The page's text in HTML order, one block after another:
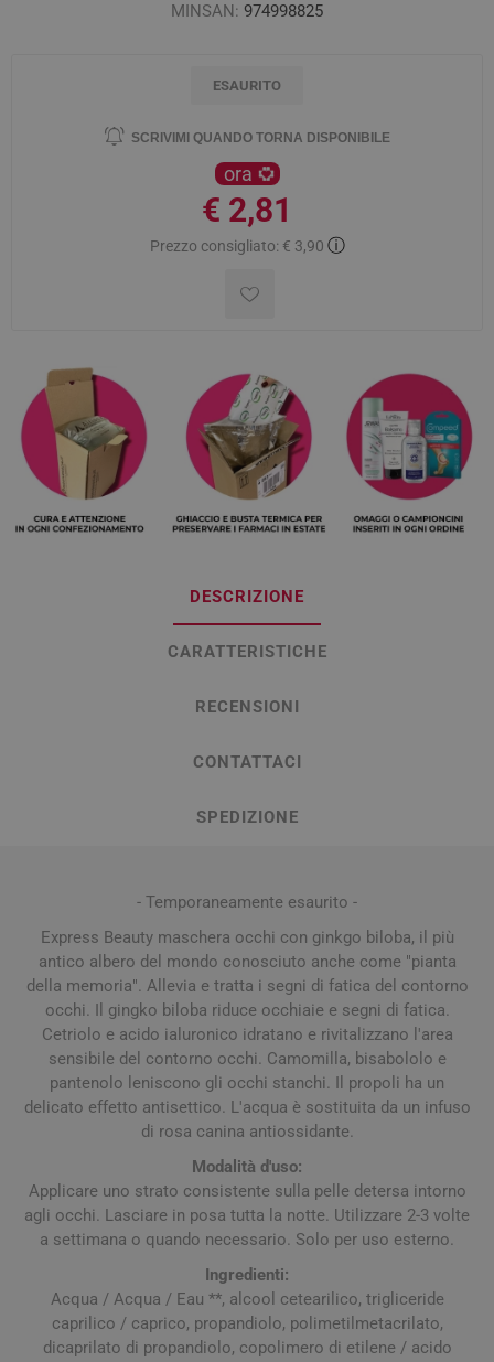
MINSAN: 974998825
ESAURITO
SCRIVIMI QUANDO TORNA DISPONIBILE
ora
€ 2,81
Prezzo consigliato: € 3,90 ⓘ
DESCRIZIONE
CARATTERISTICHE
RECENSIONI
CONTATTACI
SPEDIZIONE
- Temporaneamente esaurito -
Express Beauty maschera occhi con ginkgo biloba, il più
antico albero del mondo conosciuto anche come "pianta
della memoria". Allevia e tratta i segni di fatica del contorno
occhi. Il gingko biloba riduce occhiaie e segni di fatica.
Cetriolo e acido ialuronico idratano e rivitalizzano l'area
sensibile del contorno occhi. Camomilla, bisabololo e
pantenolo leniscono gli occhi stanchi. Il propoli ha un
delicato effetto antisettico. L'acqua è sostituita da un infuso
di rosa canina antiossidante.
Modalità d'uso:
Applicare uno strato consistente sulla pelle detersa intorno
agli occhi. Lasciare in posa tutta la notte. Utilizzare 2-3 volte
a settimana o quando necessario. Solo per uso esterno.
Ingredienti:
Acqua / Acqua / Eau **, alcool cetearilico, trigliceride
caprilico / caprico, propandiolo, polimetilmetacrilato,
dicaprilato di propandiolo, copolimero di etilene / acido